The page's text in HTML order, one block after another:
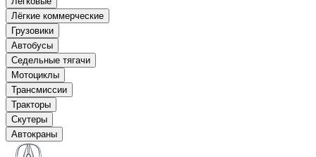
Лёгкие коммерческие
Грузовики
Автобусы
Седельные тягачи
Мотоциклы
Трансмиссии
Тракторы
Скутеры
Автокраны